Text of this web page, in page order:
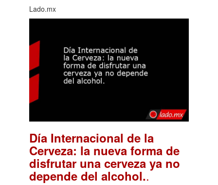
Lado.mx
Día Internacional de la
Cerveza: la nueva forma de
disfrutar una cerveza ya no
depende del alcohol..